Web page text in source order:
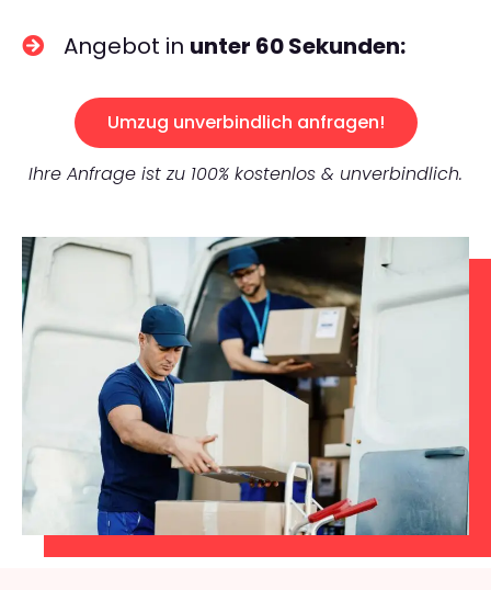
Angebot in unter 60 Sekunden:
Umzug unverbindlich anfragen!
Ihre Anfrage ist zu 100% kostenlos & unverbindlich.